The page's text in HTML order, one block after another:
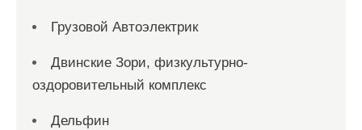
Грузовой Автоэлектрик
Двинские Зори, физкультурно-
оздоровительный комплекс
Дельфин